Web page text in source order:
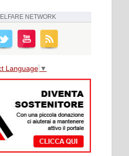
NETWORK
Language ▼